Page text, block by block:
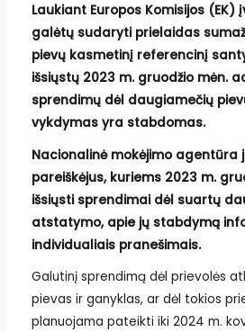
Laukiant Europos Komisijos (EK)
galėtų sudaryti prielaidas
pievų kasmetinį referencinį
išsiųstų 2023 m. gruodžio mėn.
sprendimų dėl daugiamečių
vykdymas yra stabdomas.
Nacionalinė mokėjimo agentūra
pareiškėjus, kuriems 2023 m.
išsiųsti sprendimai dėl suartų
atstatymo, apie jų stabdymą
individualiais pranešimais.
Galutinį sprendimą dėl prievolės
pievas ir ganyklas, ar dėl tokios
planuojama pateikti iki 2024 m.